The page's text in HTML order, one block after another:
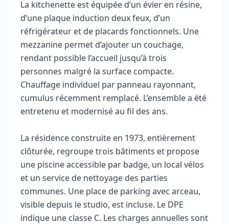
La kitchenette est équipée d’un évier en résine,
d’une plaque induction deux feux, d’un
réfrigérateur et de placards fonctionnels. Une
mezzanine permet d’ajouter un couchage,
rendant possible l’accueil jusqu’à trois
personnes malgré la surface compacte.
Chauffage individuel par panneau rayonnant,
cumulus récemment remplacé. L’ensemble a été
entretenu et modernisé au fil des ans.
La résidence construite en 1973, entièrement
clôturée, regroupe trois bâtiments et propose
une piscine accessible par badge, un local vélos
et un service de nettoyage des parties
communes. Une place de parking avec arceau,
visible depuis le studio, est incluse. Le DPE
indique une classe C. Les charges annuelles sont